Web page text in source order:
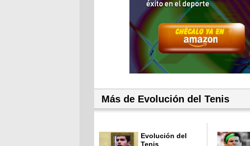
Más de Evolución del Tenis
Evolución del
Tenis